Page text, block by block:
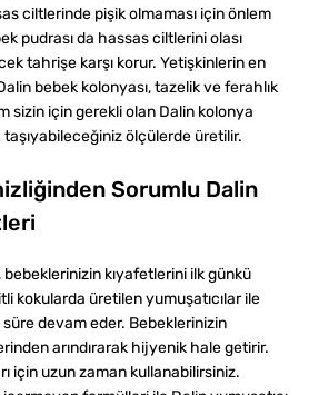
ciltlerinde pişik olmaması için önlem
pudrası da hassas ciltlerini olası
tahrişe karşı korur. Yetişkinlerin en
bebek kolonyası, tazelik ve ferahlık
sizin için gerekli olan Dalin kolonya
taşıyabileceğiniz ölçülerde üretilir.
Sorumlu Dalin
bebeklerinizin kıyafetlerini ilk günkü
kokularda üretilen yumuşatıcılar ile
süre devam eder. Bebeklerinizin
arındırarak hijyenik hale getirir.
için uzun zaman kullanabilirsiniz.